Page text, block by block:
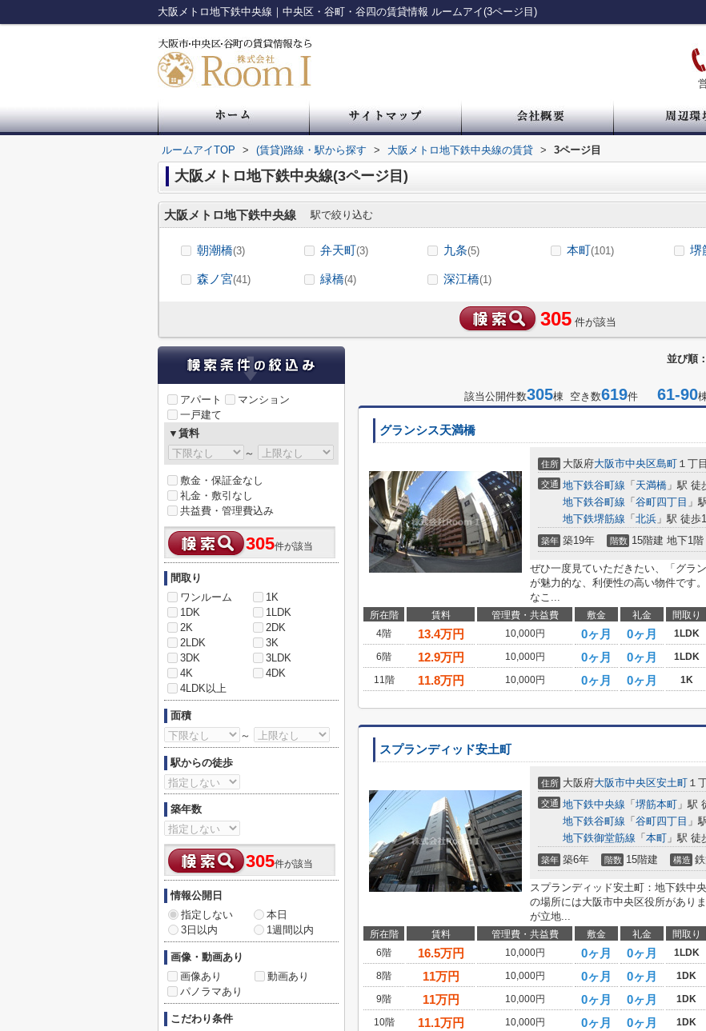
大阪メトロ地下鉄中央線｜中央区・谷町・谷四の賃貸情報 ルームアイ(3ページ目)
ルームアイTOP > (賃貸)路線・駅から探す > 大阪メトロ地下鉄中央線の賃貸 > 3ページ目
大阪メトロ地下鉄中央線(3ページ目)
大阪メトロ地下鉄中央線 駅で絞り込む
朝潮橋(3) 弁天町(3) 九条(5) 本町(101) 堺
森ノ宮(41) 緑橋(4) 深江橋(1)
305 件が該当
並び順：
該当公開件数305棟 空き数619件 61-90
グランシス天満橋
住所 大阪府大阪市中央区島町 １丁目
交通 地下鉄谷町線 「 天満橋 」駅 徒
地下鉄谷町線 「 谷町四丁目 」
地下鉄堺筋線 「 北浜 」駅 徒歩
築年 築19年 階数 15階建 地下1階
ぜひ一度見ていただきたい、「グラ
が魅力的な、利便性の高い物件です
なこ...
所在階 賃料 管理費・共益費 敷金 礼金 間取り
4階
13.4万円 10,000円 0ヶ月 0ヶ月 1LDK
6階
12.9万円 10,000円 0ヶ月 0ヶ月 1LDK
11階
11.8万円 10,000円 0ヶ月 0ヶ月 1K
スプランディッド安土町
住所 大阪府大阪市中央区安土町 １
交通 地下鉄中央線 「 堺筋本町 」駅
地下鉄谷町線 「 谷町四丁目 」
地下鉄御堂筋線 「 本町 」駅 徒
築年 築6年 階数 15階建 構造
スプランディッド安土町：地下鉄中
の場所には大阪市中央区役所があり
が立地...
所在階 賃料 管理費・共益費 敷金 礼金 間取り
6階
16.5万円 10,000円 0ヶ月 0ヶ月 1LDK
8階
11万円 10,000円 0ヶ月 0ヶ月 1DK
9階
11万円 10,000円 0ヶ月 0ヶ月 1DK
10階
11.1万円 10,000円 0ヶ月 0ヶ月 1DK
アパート
マンション
一戸建て
▼賃料
～
敷金・保証金なし
礼金・敷引なし
共益費・管理費込み
305件が該当
間取り
ワンルーム
1K
1DK
1LDK
2K
2DK
2LDK
3K
3DK
3LDK
4K
4DK
4LDK以上
面積
～
駅からの徒歩
築年数
305件が該当
情報公開日
指定しない
本日
3日以内
1週間以内
画像・動画あり
画像あり
動画あり
パノラマあり
こだわり条件